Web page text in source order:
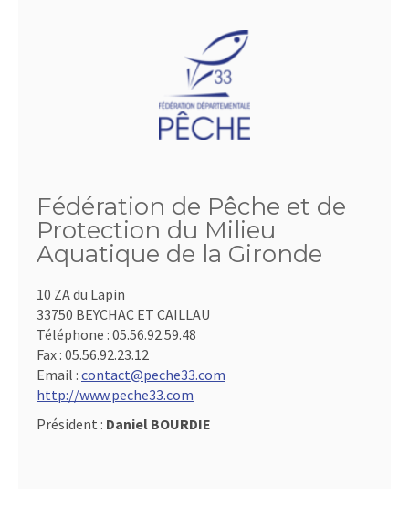
Fédération de Pêche et de
Protection du Milieu
Aquatique de la Gironde
10 ZA du Lapin
33750 BEYCHAC ET CAILLAU
Téléphone : 05.56.92.59.48
Fax : 05.56.92.23.12
Email : contact@peche33.com
http://www.peche33.com
Président : Daniel BOURDIE